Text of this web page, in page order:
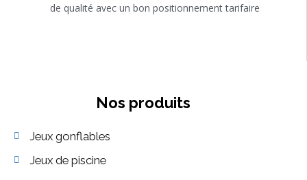
de qualité avec un bon positionnement tarifaire
Nos produits
Jeux gonflables
Jeux de piscine